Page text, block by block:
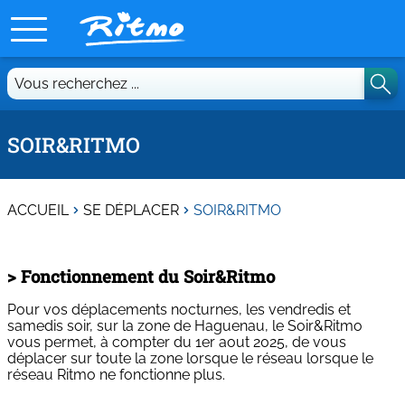
Vous
recherchez
SOIR&RITMO
ACCUEIL SE DÉPLACER SOIR&RITMO
> Fonctionnement du Soir&Ritmo
Pour vos déplacements nocturnes, les vendredis et
samedis soir, sur la zone de Haguenau, le Soir&Ritmo
vous permet, à compter du 1er aout 2025, de vous
déplacer sur toute la zone lorsque le réseau lorsque le
réseau Ritmo ne fonctionne plus.